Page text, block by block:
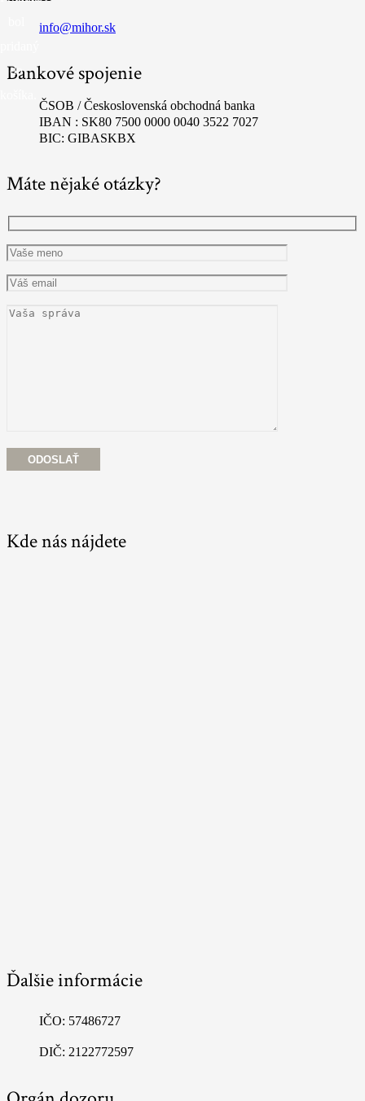
do
info@mihor.sk
Bankové spojenie
ČSOB / Československá obchodná banka
IBAN : SK80 7500 0000 0040 3522 7027
BIC: GIBASKBX
Máte nějaké otázky?
Kde nás nájdete
Ďalšie informácie
IČO: 57486727
DIČ: 2122772597